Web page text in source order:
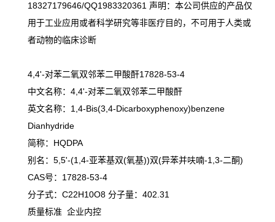
18327179646/QQ1983320361 声明：本公司供应的产品仅
用于工业应用或者科学研究等非医疗目的，不可用于人类或
者动物的临床诊断
4,4'-对苯二氧双邻苯二甲酸酐17828-53-4
中文名称：4,4'-对苯二氧双邻苯二甲酸酐
英文名称：1,4-Bis(3,4-Dicarboxyphenoxy)benzene
Dianhydride
简称：HQDPA
别名：5,5'-(1,4-亚苯基双(氧基))双(异苯并呋喃-1,3-二酮)
CAS号：17828-53-4
分子式：C22H10O8 分子量：402.31
质量标准 企业内控